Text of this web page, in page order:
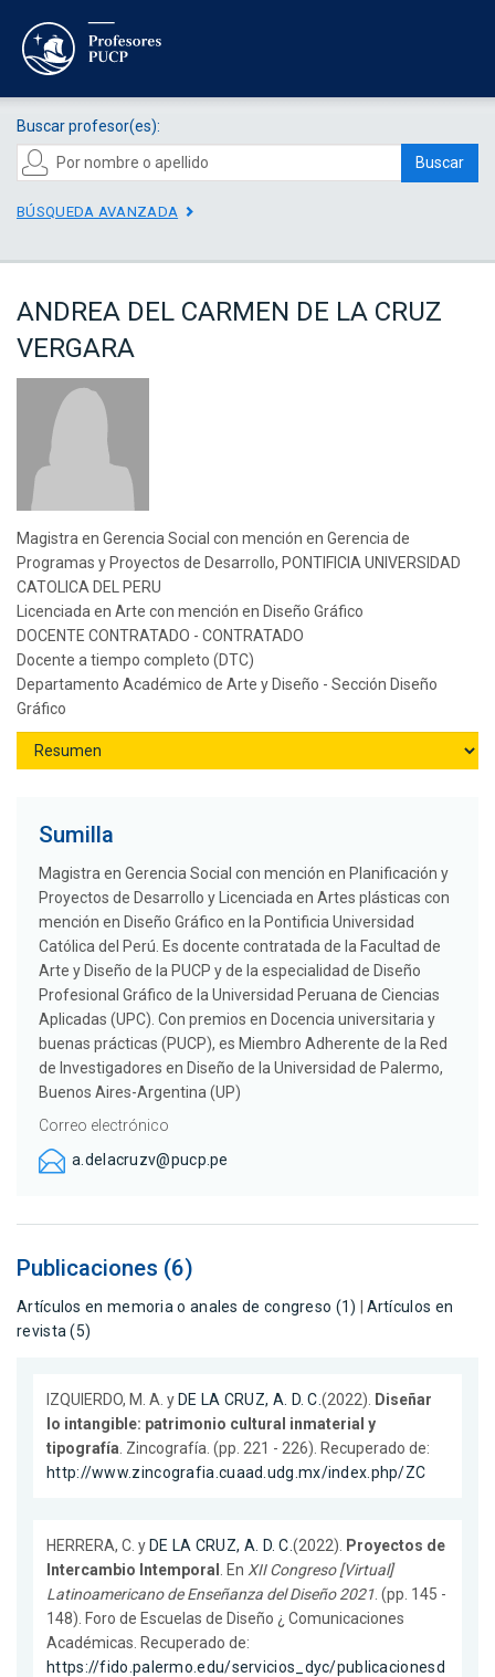
Buscar profesor(es):
Buscar
BÚSQUEDA AVANZADA
ANDREA DEL CARMEN DE LA CRUZ
VERGARA
Magistra en Gerencia Social con mención en Gerencia de
Programas y Proyectos de Desarrollo, PONTIFICIA UNIVERSIDAD
CATOLICA DEL PERU
Licenciada en Arte con mención en Diseño Gráfico
DOCENTE CONTRATADO - CONTRATADO
Docente a tiempo completo (DTC)
Departamento Académico de Arte y Diseño - Sección Diseño
Gráfico
Sumilla
Magistra en Gerencia Social con mención en Planificación y
Proyectos de Desarrollo y Licenciada en Artes plásticas con
mención en Diseño Gráfico en la Pontificia Universidad
Católica del Perú. Es docente contratada de la Facultad de
Arte y Diseño de la PUCP y de la especialidad de Diseño
Profesional Gráfico de la Universidad Peruana de Ciencias
Aplicadas (UPC). Con premios en Docencia universitaria y
buenas prácticas (PUCP), es Miembro Adherente de la Red
de Investigadores en Diseño de la Universidad de Palermo,
Buenos Aires-Argentina (UP)
Correo electrónico
a.delacruzv@pucp.pe
Publicaciones (6)
Artículos en memoria o anales de congreso (1)
Artículos en
revista (5)
IZQUIERDO, M. A. y DE LA CRUZ, A. D. C. (2022).
Diseñar
lo intangible: patrimonio cultural inmaterial y
tipografía . Zincografía. (pp. 221 - 226). Recuperado de:
http://www.zincografia.cuaad.udg.mx/index.php/ZC
HERRERA, C. y DE LA CRUZ, A. D. C. (2022).
Proyectos de
Intercambio Intemporal
. En XII Congreso [Virtual]
Latinoamericano de Enseñanza del Diseño 2021 . (pp. 145 -
148). Foro de Escuelas de Diseño ¿ Comunicaciones
Académicas. Recuperado de:
https://fido.palermo.edu/servicios_dyc/publicacionesd